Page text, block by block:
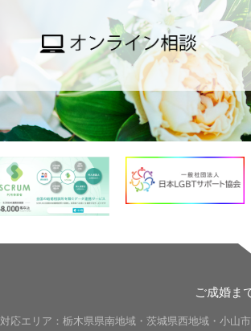
ご成婚ま
対応エリア：栃木県県南地域・茨城県西地域・小山市